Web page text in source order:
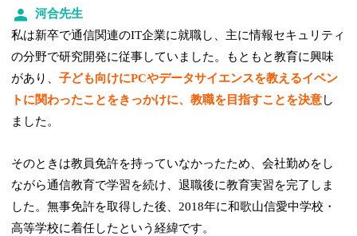
河合先生
私は新卒で通信関連のIT企業に就職し、主に情報セキュリティ
の分野で研究開発に従事していました。もともと教育に興味
があり、子ども向けにPCやデータサイエンスを教えるイベン
トに関わったことをきっかけに、教職を目指すことを決意し
ました。
そのときは教員免許を持っていなかったため、会社勤めをし
ながら通信教育で学習を続け、退職後に教育実習を完了しま
した。無事免許を取得した後、2018年に和歌山信愛中学校・
高等学校に着任したという経緯です。